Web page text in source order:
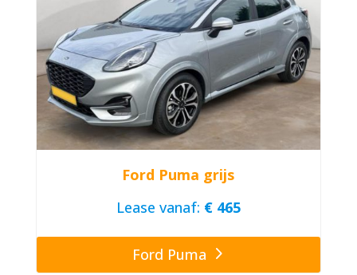
Ford Puma grijs
Lease vanaf: € 465
Ford Puma